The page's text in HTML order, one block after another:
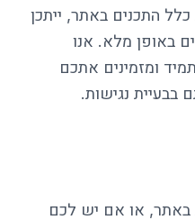
התכנים באתר, ייתכן
באופן מלא. אנו
ומזמינים אתכם
בבעיית נגישות.
באתר, או אם יש לכם